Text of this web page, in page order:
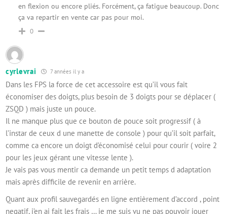
en flexion ou encore pliés. Forcément, ça fatigue beaucoup. Donc
ça va repartir en vente car pas pour moi.
0
cyrlevrai 7 années il y a
Dans les FPS la force de cet accessoire est qu’il vous fait
économiser des doigts, plus besoin de 3 doigts pour se déplacer (
ZSQD ) mais juste un pouce.
Il ne manque plus que ce bouton de pouce soit progressif ( à
l’instar de ceux d une manette de console ) pour qu’il soit parfait,
comme ca encore un doigt d’économisé celui pour courir ( voire 2
pour les jeux gérant une vitesse lente ).
Je vais pas vous mentir ca demande un petit temps d adaptation
mais après difficile de revenir en arrière.
Quant aux profil sauvegardés en ligne entièrement d’accord , point
negatif, j’en ai fait les frais … je me suis vu ne pas pouvoir jouer